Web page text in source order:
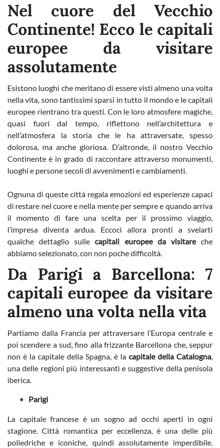
Nel cuore del Vecchio
Continente! Ecco le capitali
europee da visitare
assolutamente
Esistono luoghi che meritano di essere visti almeno una volta
nella vita, sono tantissimi sparsi in tutto il mondo e le capitali
europee rientrano tra questi. Con le loro atmosfere magiche,
quasi fuori dal tempo, riflettono nell’architettura e
nell’atmosfera la storia che le ha attraversate, spesso
dolorosa, ma anche gloriosa. D’altronde, il nostro Vecchio
Continente è in grado di raccontare attraverso monumenti,
luoghi e persone secoli di avvenimenti e cambiamenti.
Ognuna di queste città regala emozioni ed esperienze capaci
di restare nel cuore e nella mente per sempre e quando arriva
il momento di fare una scelta per il prossimo viaggio,
l’impresa diventa ardua. Eccoci allora pronti a svelarti
qualche dettaglio sullecapitali europee da visitareche
abbiamo selezionato, con non poche difficoltà.
Da Parigi a Barcellona: 7
capitali europee da visitare
almeno una volta nella vita
Partiamo dalla Francia per attraversare l’Europa centrale e
poi scendere a sud, fino alla frizzante Barcellona che, seppur
non è la capitale della Spagna, è la capitale della Catalogna,
una delle regioni più interessanti e suggestive della penisola
iberica.
Parigi
La capitale francese è un sogno ad occhi aperti in ogni
stagione. Città romantica per eccellenza, è una delle più
poliedriche e iconiche, quindi assolutamente imperdibile.